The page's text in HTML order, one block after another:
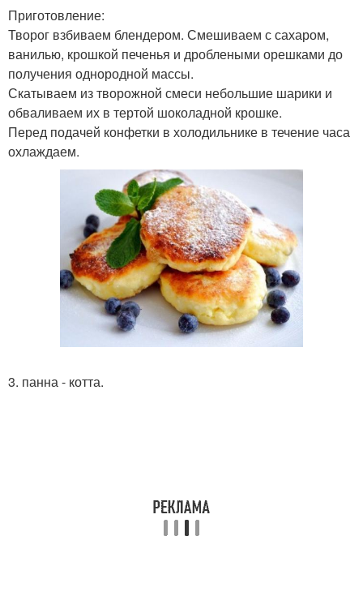
Приготовление:
Творог взбиваем блендером. Смешиваем с сахаром,
ванилью, крошкой печенья и дроблеными орешками до
получения однородной массы.
Скатываем из творожной смеси небольшие шарики и
обваливаем их в тертой шоколадной крошке.
Перед подачей конфетки в холодильнике в течение часа
охлаждаем.
3. панна - котта.